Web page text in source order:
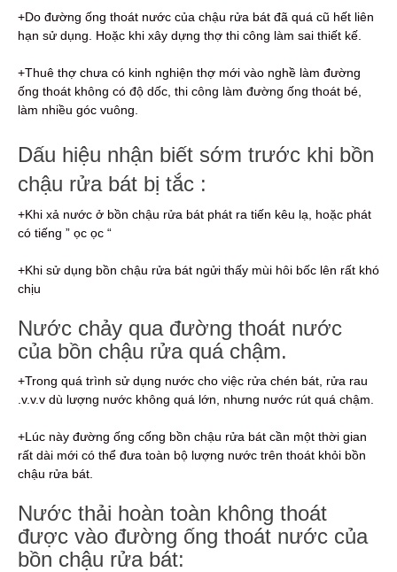
+Do đường ống thoát nước của chậu rửa bát đã quá cũ hết liên
hạn sử dụng. Hoặc khi xây dựng thợ thi công làm sai thiết kế.
+Thuê thợ chưa có kinh nghiện thợ mới vào nghề làm đường
ống thoát không có độ dốc, thi công làm đường ống thoát bé,
làm nhiều góc vuông.
Dấu hiệu nhận biết sớm trước khi bồn
chậu rửa bát bị tắc :
+Khi xả nước ở bồn chậu rửa bát phát ra tiến kêu lạ, hoặc phát
có tiếng ” ọc ọc “
+Khi sử dụng bồn chậu rửa bát ngửi thấy mùi hôi bốc lên rất khó
chịu
Nước chảy qua đường thoát nước
của bồn chậu rửa quá chậm.
+Trong quá trình sử dụng nước cho việc rửa chén bát, rửa rau
.v.v.v dù lượng nước không quá lớn, nhưng nước rút quá chậm.
+Lúc này đường ống cống bồn chậu rửa bát cần một thời gian
rất dài mới có thể đưa toàn bộ lượng nước trên thoát khỏi bồn
chậu rửa bát.
Nước thải hoàn toàn không thoát
được vào đường ống thoát nước của
bồn chậu rửa bát: